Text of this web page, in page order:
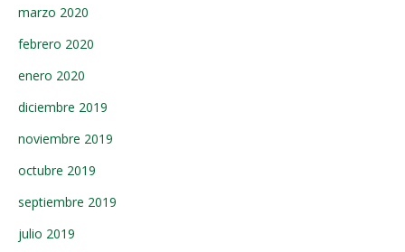
marzo 2020
febrero 2020
enero 2020
diciembre 2019
noviembre 2019
octubre 2019
septiembre 2019
julio 2019